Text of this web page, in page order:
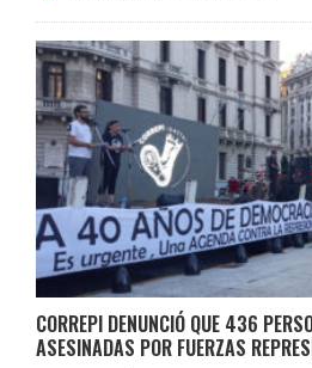
CORREPI DENUNCIÓ QUE 436
ASESINADAS POR FUERZAS